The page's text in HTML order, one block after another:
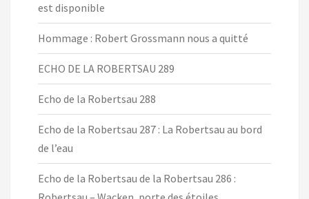
est disponible
Hommage : Robert Grossmann nous a quitté
ECHO DE LA ROBERTSAU 289
Echo de la Robertsau 288
Echo de la Robertsau 287 : La Robertsau au bord
de l’eau
Echo de la Robertsau de la Robertsau 286 :